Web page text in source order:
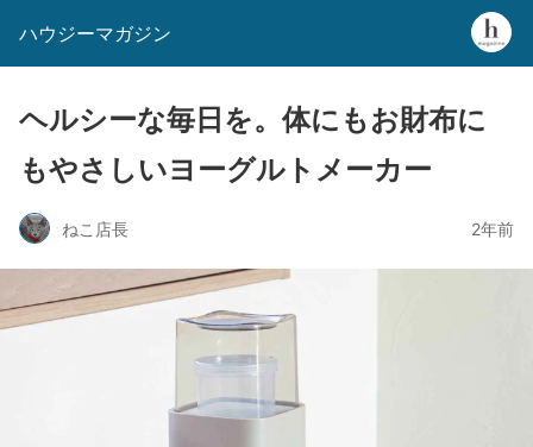
ハウジーマガジン
ヘルシーな毎日を。体にもお財布に
もやさしいヨーグルトメーカー
ねこ店長 2年前